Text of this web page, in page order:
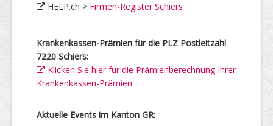
HELP.ch > Firmen-Register Schiers
Krankenkassen-Prämien für die PLZ Postleitzahl
7220 Schiers:
Klicken Sie hier für die Prämienberechnung Ihrer
Krankenkassen-Prämien
Aktuelle Events im Kanton GR: